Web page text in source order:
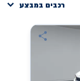
רכבים במבצע